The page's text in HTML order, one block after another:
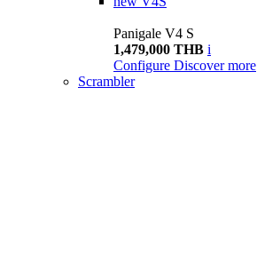
Panigale V4 S
1,479,000 THB i
Configure Discover more
Scrambler